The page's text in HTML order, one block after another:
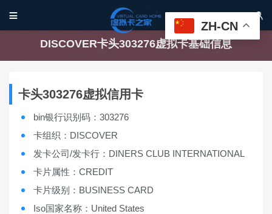
 
DISCOVER卡头303276虚拟卡基础信息
卡头303276虚拟信用卡
bin银行识别码：303276
卡组织：DISCOVER
发卡公司/发卡行：DINERS CLUB INTERNATIONAL
卡片属性：CREDIT
卡片级别：BUSINESS CARD
Iso国家名称：United States
ZH-CN